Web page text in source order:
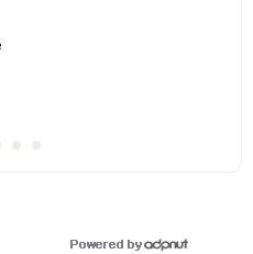
참여하고, 2억원 상당 에어